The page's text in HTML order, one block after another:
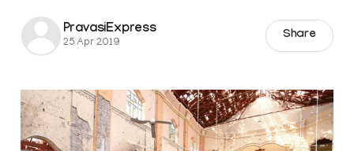
PravasiExpress
25 Apr 2019
Share